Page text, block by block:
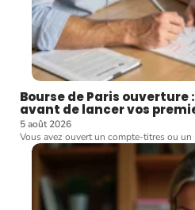
Bourse de Paris
avant de lancer vos
5 août 2026
Vous avez ouvert un compte-titres ou